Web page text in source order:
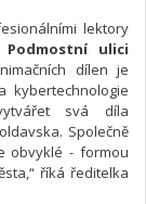
lektory
ulici
dílen je
kybertechnologie
svá díla
Společně
obvyklé - formou
říká ředitelka